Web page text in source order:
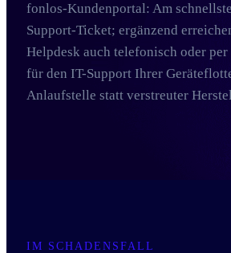
fonlos-Kundenportal: Am
Support-Ticket; ergänzend
Helpdesk auch telefonisch oder
für den IT-Support Ihrer
Anlaufstelle statt verstreuter
IM SCHADENSFALL